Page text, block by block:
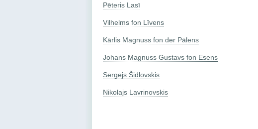
Pēteris Lasī
Vilhelms fon Līvens
Kārlis Magnuss fon der Pālens
Johans Magnuss Gustavs fon Esens
Sergejs Šidlovskis
Nikolajs Lavrinovskis